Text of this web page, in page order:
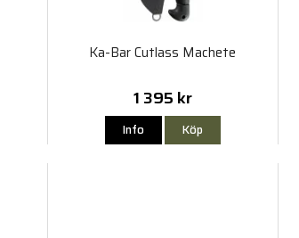
Ka-Bar Cutlass Machete
1 395 kr
Info Köp